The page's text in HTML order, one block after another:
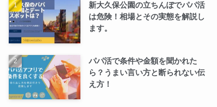
新大久保公園の立ちんぼでパパ活
は危険！相場とその実態を解説し
ます。
パパ活で条件や金額を聞かれた
ら？うまい言い方と断られない伝
え方！